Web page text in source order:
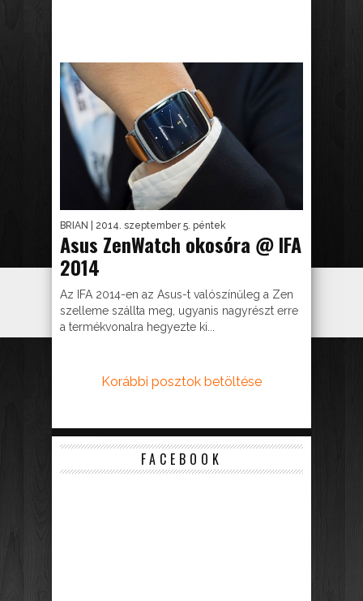
BRIAN | 2014. szeptember 5. péntek
Asus ZenWatch okosóra @ IFA
2014
Az IFA 2014-en az Asus-t valószínűleg a Zen
szelleme szállta meg, ugyanis nagyrészt erre
a termékvonalra hegyezte ki...
Korábbi posztok betöltése
FACEBOOK